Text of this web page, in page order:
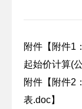
附件【 附件1
起始价计算(
附件【 附件2
表.doc】